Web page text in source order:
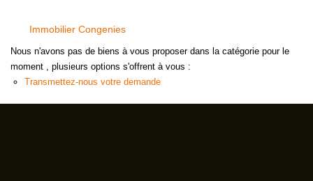
Immobilier Congenies
Nous n'avons pas de biens à vous proposer dans la catégorie pour le
moment , plusieurs options s'offrent à vous :
Transmettez-nous votre demande